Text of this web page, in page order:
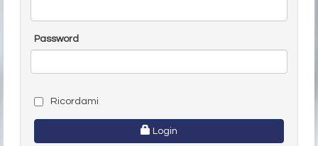
Password
Ricordami
Login